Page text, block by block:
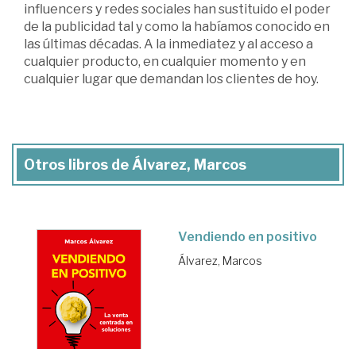
influencers y redes sociales han sustituido el poder
de la publicidad tal y como la habíamos conocido en
las últimas décadas. A la inmediatez y al acceso a
cualquier producto, en cualquier momento y en
cualquier lugar que demandan los clientes de hoy.
Otros libros de Álvarez, Marcos
Vendiendo en positivo
Álvarez, Marcos